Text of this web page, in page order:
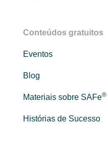
Conteúdos gratuitos
Eventos
Blog
Materiais sobre SAFe®
Histórias de Sucesso